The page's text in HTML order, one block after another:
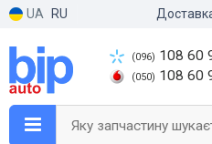
UA RU
(096) 108 60
(050) 108 60
Яку запчастину